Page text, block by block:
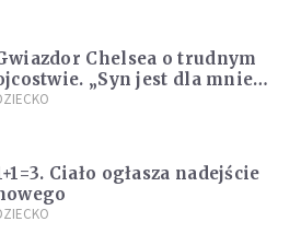
Chelsea o trudnym
„Syn jest dla mnie
niż sportowe trofea”
Ciało ogłasza nadejście